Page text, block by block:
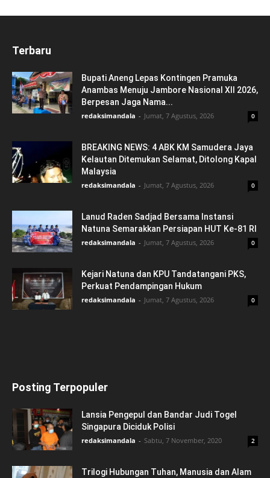
Terbaru
Bupati Aneng Lepas Kontingen Pramuka
Anambas Menuju Jambore Nasional XII 2026,
Berpesan Jaga Nama...
redaksimandala - Jumat, 7 Agustus, 2026 0
BREAKING NEWS: 4 ABK KM Samudera Jaya
Kelautan Ditemukan Selamat, Ditolong Kapal
Malaysia
redaksimandala - Jumat, 7 Agustus, 2026 0
Lanud Raden Sadjad Bersama Instansi
Natuna Semarakkan Persiapan HUT Ke-81 RI
redaksimandala - Jumat, 7 Agustus, 2026 0
Kejari Natuna dan KPU Tandatangani PKS,
Perkuat Pendampingan Hukum
redaksimandala - Jumat, 7 Agustus, 2026 0
Posting Terpopuler
Lansia Pengepul dan Bandar Judi Togel
Singapura Diciduk Polisi
redaksimandala - Sabtu, 7 November, 2020 2
Trilogi Hubungan Tuhan, Manusia dan Alam